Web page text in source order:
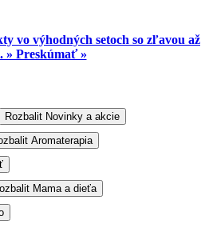
vo výhodných setoch so zľavou až
» Preskúmať »
Rozbalit Novinky a akcie
Aromaterapia
Mama a dieťa